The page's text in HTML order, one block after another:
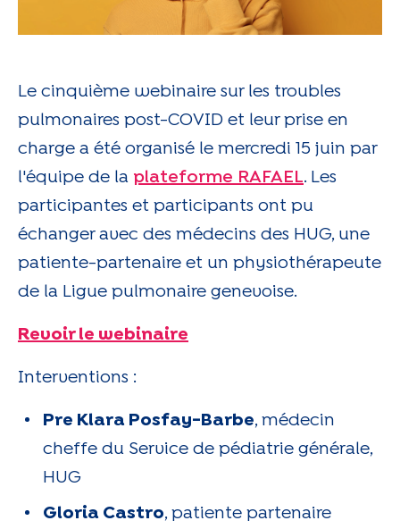
Le cinquième webinaire sur les troubles
pulmonaires post-COVID et leur prise en
charge a été organisé le mercredi 15 juin par
l'équipe de la plateforme RAFAEL. Les
participantes et participants ont pu
échanger avec des médecins des HUG, une
patiente-partenaire et un physiothérapeute
de la Ligue pulmonaire genevoise.
Revoir le webinaire
Interventions :
Pre Klara Posfay-Barbe, médecin
cheffe du Service de pédiatrie générale,
HUG
Gloria Castro, patiente partenaire